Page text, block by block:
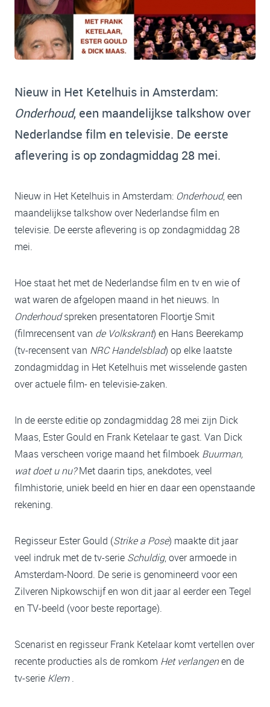
Nieuw in Het Ketelhuis in Amsterdam:
Onderhoud, een maandelijkse talkshow over
Nederlandse film en televisie. De eerste
aflevering is op zondagmiddag 28 mei.
Nieuw in Het Ketelhuis in Amsterdam: Onderhoud, een
maandelijkse talkshow over Nederlandse film en
televisie. De eerste aflevering is op zondagmiddag 28
mei.
Hoe staat het met de Nederlandse film en tv en wie of
wat waren de afgelopen maand in het nieuws. In
Onderhoudspreken presentatoren Floortje Smit
(filmrecensent van de Volkskrant) en Hans Beerekamp
(tv-recensent van NRC Handelsblad) op elke laatste
zondagmiddag in Het Ketelhuis met wisselende gasten
over actuele film- en televisie-zaken.
In de eerste editie op zondagmiddag 28 mei zijn Dick
Maas, Ester Gould en Frank Ketelaar te gast. Van Dick
Maas verscheen vorige maand het filmboek Buurman,
wat doet u nu?Met daarin tips, anekdotes, veel
filmhistorie, uniek beeld en hier en daar een openstaande
rekening.
Regisseur Ester Gould (Strike a Pose) maakte dit jaar
veel indruk met de tv-serie Schuldig, over armoede in
Amsterdam-Noord. De serie is genomineerd voor een
Zilveren Nipkowschijf en won dit jaar al eerder een Tegel
en TV-beeld (voor beste reportage).
Scenarist en regisseur Frank Ketelaar komt vertellen over
recente producties als de romkom Het verlangenen de
tv-serie Klem.